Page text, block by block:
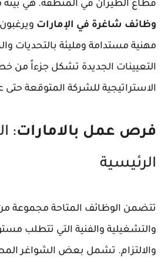
قطاع الطيران في المنطقة. هي بيئة
وظائف شاغرة في الإمارات
مهنية مستدامة ومليئة بالتحديات
التعيينات الجديدة تشكل جزءاً من
الاستراتيجية للشركة المتوقعة حتى عام
فرص عمل بالامارات:
الرئيسية
تتضمن الوظائف المتاحة مجموعة من
والتشغيلية والفنية التي تتطلب
والالتزام. تشمل بعض الشواغر